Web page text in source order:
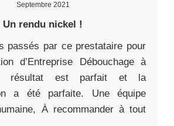
Septembre 2021
Un rendu nickel !
passés par ce prestataire pour
d’Entreprise Débouchage à
résultat est parfait et la
a été parfaite. Une équipe
À recommander à tout